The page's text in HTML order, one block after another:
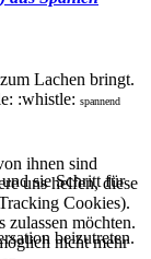
Lachen bringt.
:whistle: spannend
sie Schritt für
beizutreten.
ihnen sind
uns helfen, diese
Cookies).
zulassen möchten.
nicht mehr